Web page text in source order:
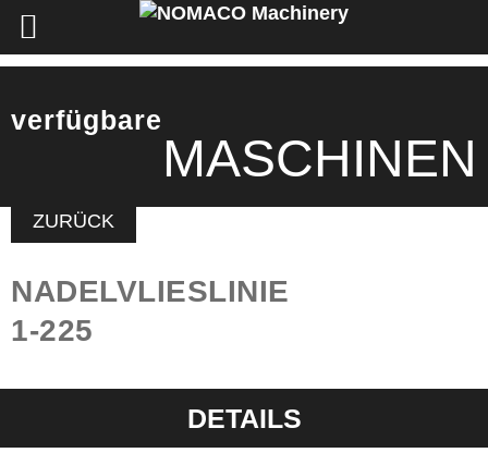
verfügbare
MASCHINEN
ZURÜCK
NADELVLIESLINIE
1-225
DETAILS